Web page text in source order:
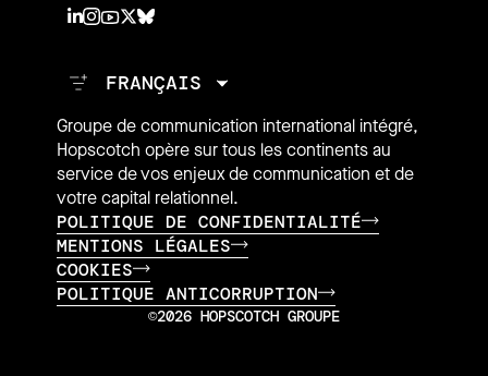
Groupe de communication international intégré,
Hopscotch opère sur tous les continents au
service de vos enjeux de communication et de
votre capital relationnel.
POLITIQUE DE CONFIDENTIALITÉ
MENTIONS LÉGALES
COOKIES
POLITIQUE ANTICORRUPTION
©2026 HOPSCOTCH GROUPE